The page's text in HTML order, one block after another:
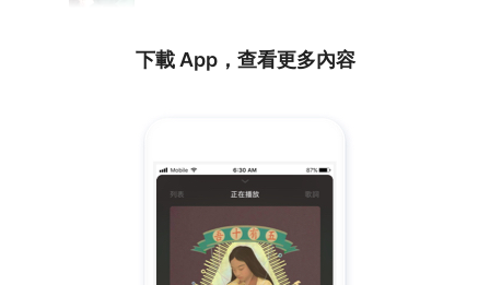
下載 App，查看更多內容